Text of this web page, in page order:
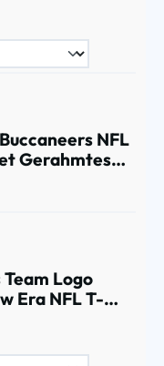
NFL
Gerahmtes
Logo
Era NFL T-